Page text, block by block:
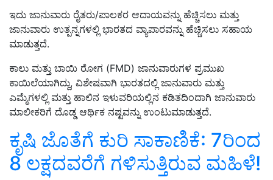
ಇದು ಜಾನುವಾರು ರೈತರು/ಪಾಲಕರ ಆದಾಯವನ್ನು ಹೆಚ್ಚಿಸಲು ಮತ್ತು
ಜಾನುವಾರು ಉತ್ಪನ್ನಗಳಲ್ಲಿ ಭಾರತದ ವ್ಯಾಪಾರವನ್ನು ಹೆಚ್ಚಿಸಲು ಸಹಾಯ
ಮಾಡುತ್ತದೆ.
ಕಾಲು ಮತ್ತು ಬಾಯಿ ರೋಗ (FMD) ಜಾನುವಾರುಗಳ ಪ್ರಮುಖ
ಕಾಯಿಲೆಯಾಗಿದ್ದು, ವಿಶೇಷವಾಗಿ ಭಾರತದಲ್ಲಿ ಜಾನುವಾರು ಮತ್ತು
ಎಮ್ಮೆಗಳಲ್ಲಿ ಮತ್ತು ಹಾಲಿನ ಇಳುವರಿಯಲ್ಲಿನ ಕಡಿತದಿಂದಾಗಿ ಜಾನುವಾರು
ಮಾಲೀಕರಿಗೆ ದೊಡ್ಡ ಆರ್ಥಿಕ ನಷ್ಟವನ್ನು ಉಂಟುಮಾಡುತ್ತದೆ.
ಕೃಷಿ ಜೊತೆಗೆ ಕುರಿ ಸಾಕಾಣಿಕೆ: 7ರಿಂದ
8 ಲಕ್ಷದವರೆಗೆ ಗಳಿಸುತ್ತಿರುವ ಮಹಿಳೆ!